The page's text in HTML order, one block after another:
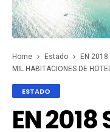
Home Estado
EN 2018
MIL HABITACIONES DE
ESTADO
EN 2018